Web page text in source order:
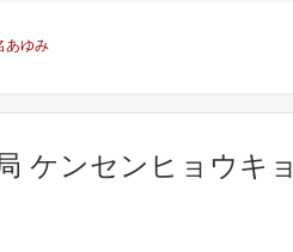
あゆみ
ケンセンヒョウキョ